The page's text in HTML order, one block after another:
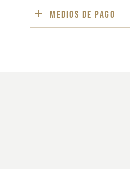
Medios de pago